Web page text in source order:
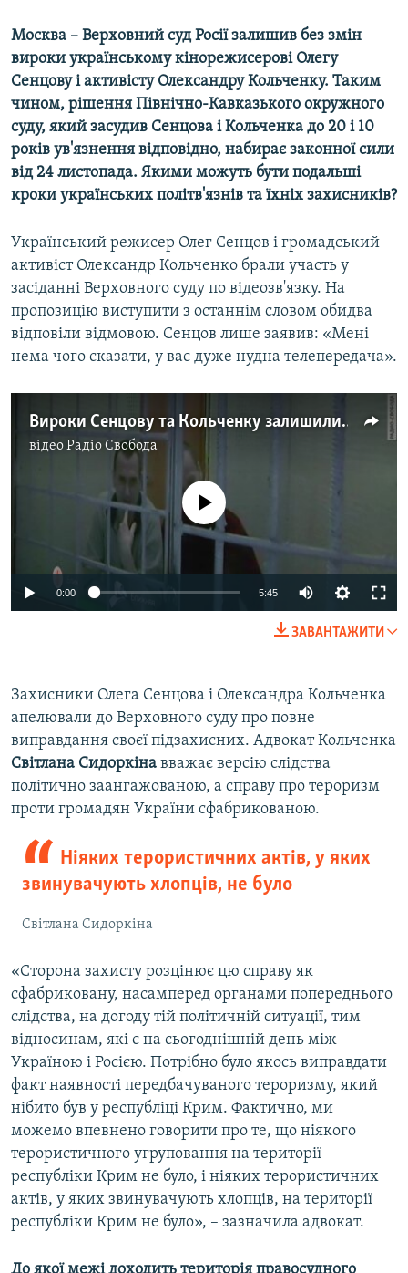
Усі сайти RFE/RL
Москва – Верховний суд Росії залишив без змін
вироки українському кінорежисерові Олегу
Сенцову і активісту Олександру Кольченку. Таким
чином, рішення Північно-Кавказького окружного
суду, який засудив Сенцова і Кольченка до 20 і 10
років ув'язнення відповідно, набирає законної сили
від 24 листопада. Якими можуть бути подальші
кроки українських політв'язнів та їхніх захисників?
Український режисер Олег Сенцов і громадський
активіст Олександр Кольченко брали участь у
засіданні Верховного суду по відеозв'язку. На
пропозицію виступити з останнім словом обидва
відповіли відмовою. Сенцов лише заявив: «Мені
нема чого сказати, у вас дуже нудна телепередача».
Вироки Сенцову та Кольченку залишили без змін. Адвокати підуть далі (відео)
відеоРадіо Свобода
No media source currently available
0:00 5:45
ЗАВАНТАЖИТИ
Захисники Олега Сенцова і Олександра Кольченка
апелювали до Верховного суду про повне
виправдання своєї підзахисних. Адвокат Кольченка
Світлана Сидоркіна вважає версію слідства
політично заангажованою, а справу про тероризм
проти громадян України сфабрикованою.
Ніяких терористичних актів, у яких
звинувачують хлопців, не було
Світлана Сидоркіна
«Сторона захисту розцінює цю справу як
сфабриковану, насамперед органами попереднього
слідства, на догоду тій політичній ситуації, тим
відносинам, які є на сьогоднішній день між
Україною і Росією. Потрібно було якось виправдати
факт наявності передбачуваного тероризму, який
нібито був у республіці Крим. Фактично, ми
можемо впевнено говорити про те, що ніякого
терористичного угруповання на території
республіки Крим не було, і ніяких терористичних
актів, у яких звинувачують хлопців, на території
республіки Крим не було», – зазначила адвокат.